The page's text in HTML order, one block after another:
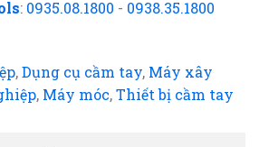
: 0935.08.1800 - 0938.35.1800
,Dụng cụ cầm tay, Máy xây
, Máy móc,Thiết bị cầm tay